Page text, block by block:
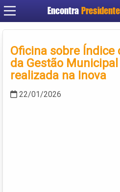
Encontra
Criar
Oficina sobre Índice
da Gestão Municipal
realizada na Inova
22/01/2026